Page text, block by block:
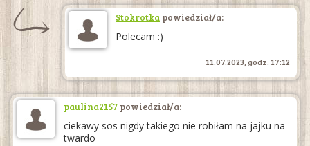
Stokrotka powiedział/a:
Polecam :)
11.07.2023, godz. 17:12
paulina2157 powiedział/a:
ciekawy sos nigdy takiego nie robiłam na jajku na
twardo